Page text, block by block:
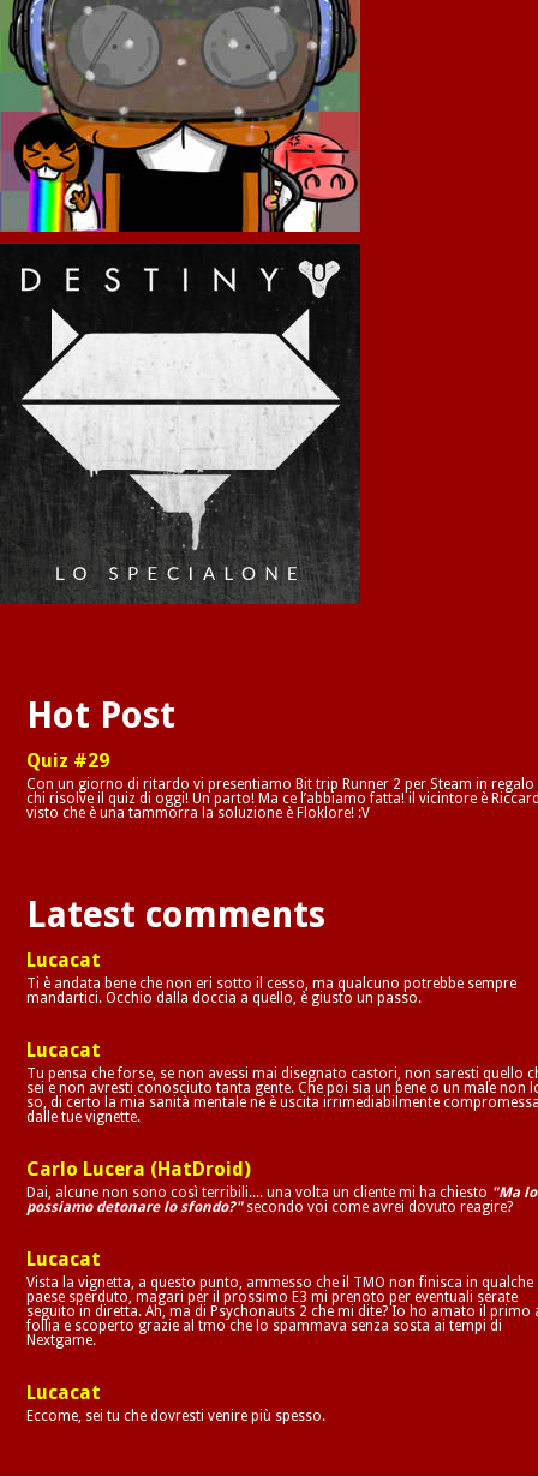
Hot Post
Quiz #29
Con un giorno di ritardo vi presentiamo Bit trip Runner 2 per Steam in regalo
chi risolve il quiz di oggi! Un parto! Ma ce l’abbiamo fatta! il vicintore è
visto che è una tammorra la soluzione è Floklore! :V
Latest comments
Lucacat
Ti è andata bene che non eri sotto il cesso, ma qualcuno potrebbe sempre
mandartici. Occhio dalla doccia a quello, è giusto un passo.
Lucacat
Tu pensa che forse, se non avessi mai disegnato castori, non saresti quello
sei e non avresti conosciuto tanta gente. Che poi sia un bene o un male non
so, di certo la mia sanità mentale ne è uscita irrimediabilmente
dalle tue vignette.
Carlo Lucera (HatDroid)
Dai, alcune non sono così terribili.... una volta un cliente mi ha chiesto "Ma lo
possiamo detonare lo sfondo?"secondo voi come avrei dovuto reagire?
Lucacat
Vista la vignetta, a questo punto, ammesso che il TMO non finisca in qualche
paese sperduto, magari per il prossimo E3 mi prenoto per eventuali serate
seguito in diretta. Ah, ma di Psychonauts 2 che mi dite? Io ho amato il primo
follia e scoperto grazie al tmo che lo spammava senza sosta ai tempi di
Nextgame.
Lucacat
Eccome, sei tu che dovresti venire più spesso.